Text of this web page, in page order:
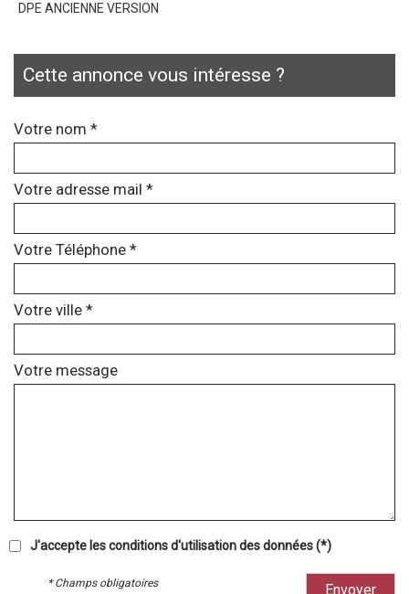
DPE ANCIENNE VERSION
cette annonce vous intéresse ?
Votre nom *
Votre adresse mail *
Votre Téléphone *
Votre ville *
Votre message
J'accepte les conditions d'utilisation des données (*)
Envoyer
* Champs obligatoires